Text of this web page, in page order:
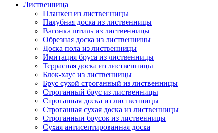
Лиственница
Планкен из лиственницы
Палубная доска из лиственницы
Вагонка штиль из лиственницы
Обрезная доска из лиственницы
Доска пола из лиственницы
Имитация бруса из лиственницы
Террасная доска из лиственницы
Блок-хаус из лиственницы
Брус сухой строганный из лиственницы
Строганный брус из лиственницы
Строганная доска из лиственницы
Строганная сухая доска из лиственницы
Строганный брусок из лиственницы
Сухая антисептированная доска